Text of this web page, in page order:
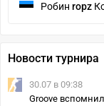
Робин ropz
Новости турнира
30.07 в 09:38
Groove